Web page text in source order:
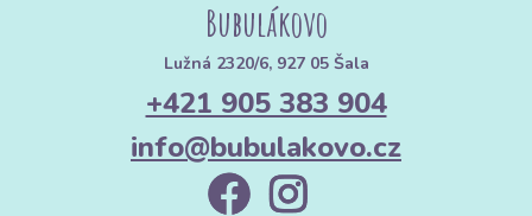
Bubulákovo
Lužná 2320/6, 927 05 Šala
+421 905 383 904
info@bubulakovo.cz